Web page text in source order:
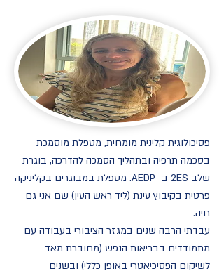
פסיכולוגית קלינית מומחית, מטפלת מוסמכת
בסכמה תרפיה ובתהליך הסמכה להדרכה, בוגרת
שלב 2ES ב- AEDP. מטפלת במבוגרים בקליניקה
פרטית בקיבוץ עינת (ליד ראש העין) שם אני גם
חיה.
עבדתי הרבה שנים במגזר הציבורי בעבודה עם
מתמודדים בבריאות הנפש (מחוברת מאד
לשיקום הפסיכיאטרי באופן כללי) ובשנים